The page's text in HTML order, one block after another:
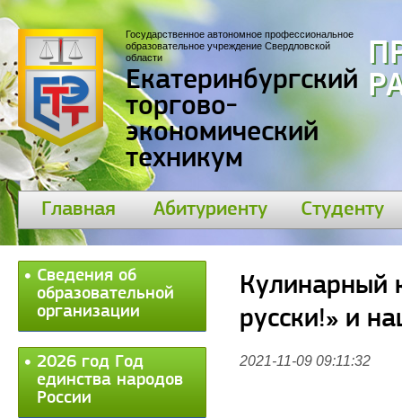
Государственное автономное профессиональное
образовательное учреждение Свердловской
области
Екатеринбургский
торгово-
экономический
техникум
Главная Абитуриенту Студенту
Сведения об
образовательной
организации
2026 год Год
единства народов
России
Кулинарный
русски!» и
2021-11-09 09:11:32